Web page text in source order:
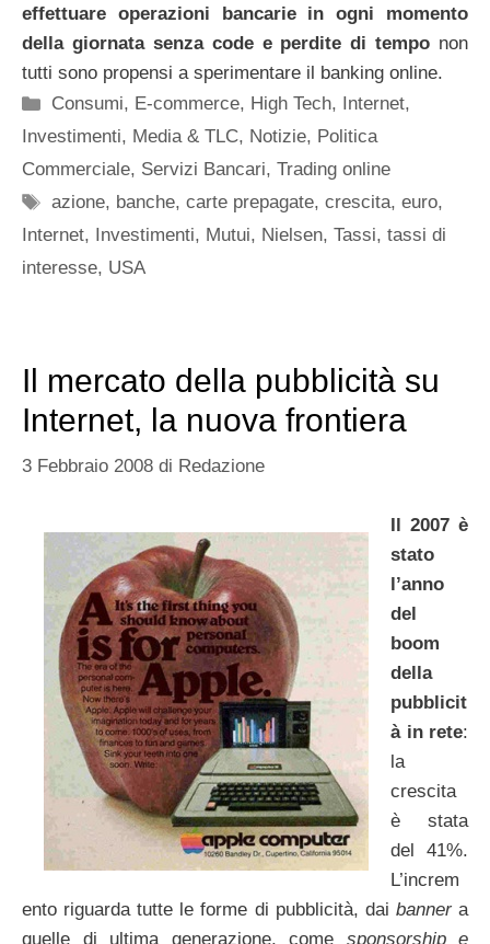
effettuare operazioni bancarie in ogni momento
della giornata senza code e perdite di tempo non
tutti sono propensi a sperimentare il banking online.
Categorie
Consumi, E-commerce, High Tech, Internet,
Investimenti, Media & TLC, Notizie, Politica
Commerciale, Servizi Bancari, Trading online
Tag
azione, banche,carte prepagate,crescita,euro,
Internet, Investimenti, Mutui, Nielsen, Tassi, tassi di
interesse, USA
Il mercato della pubblicità su
Internet, la nuova frontiera
3 Febbraio 2008 di Redazione
Il 2007 è
stato
l’anno
del
boom
della
pubblicit
à in rete:
la
crescita
è stata
del 41%.
L’increm
ento riguarda tutte le forme di pubblicità, dai bannera
quelle di ultima generazione, come sponsorship e